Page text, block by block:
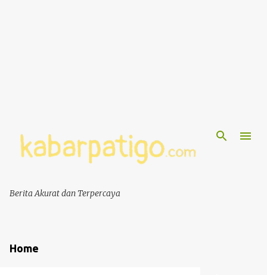
Berita Akurat dan Terpercaya
Home